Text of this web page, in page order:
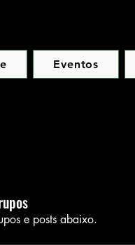
Eventos
e posts abaixo.